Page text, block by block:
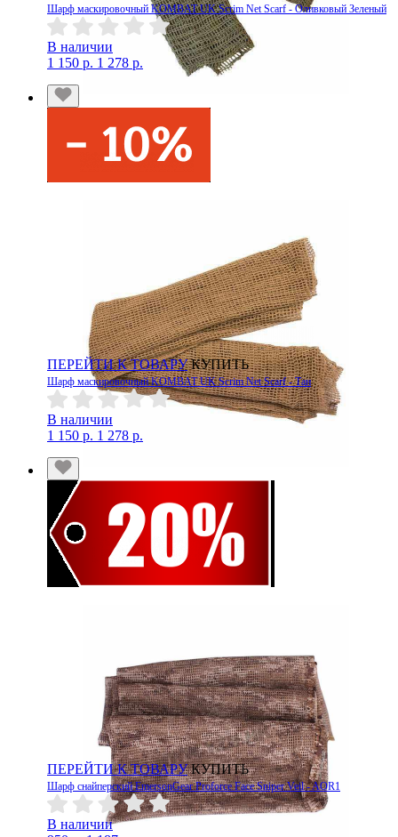
Шарф маскировочный KOMBAT UK Scrim Net Scarf - Оливковый Зеленый
В наличии
1 150 р. 1 278 р.
ПЕРЕЙТИ К ТОВАРУ КУПИТЬ
Шарф маскировочный KOMBAT UK Scrim Net Scarf - Тан
В наличии
1 150 р. 1 278 р.
ПЕРЕЙТИ К ТОВАРУ КУПИТЬ
Шарф снайперский EmersonGear Proforce Face Sniper Veil - AOR1
В наличии